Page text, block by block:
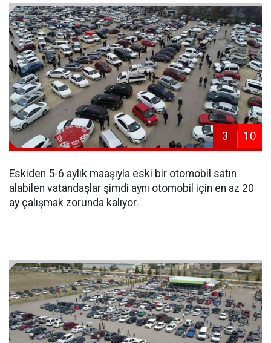
3 10
Eskiden 5-6 aylık maaşıyla eski bir otomobil satın
alabilen vatandaşlar şimdi aynı otomobil için en az 20
ay çalışmak zorunda kalıyor.